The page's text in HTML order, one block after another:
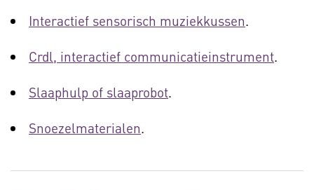
Interactief sensorisch muziekkussen.
Crdl, interactief communicatieinstrument.
Slaaphulp of slaaprobot.
Snoezelmaterialen.